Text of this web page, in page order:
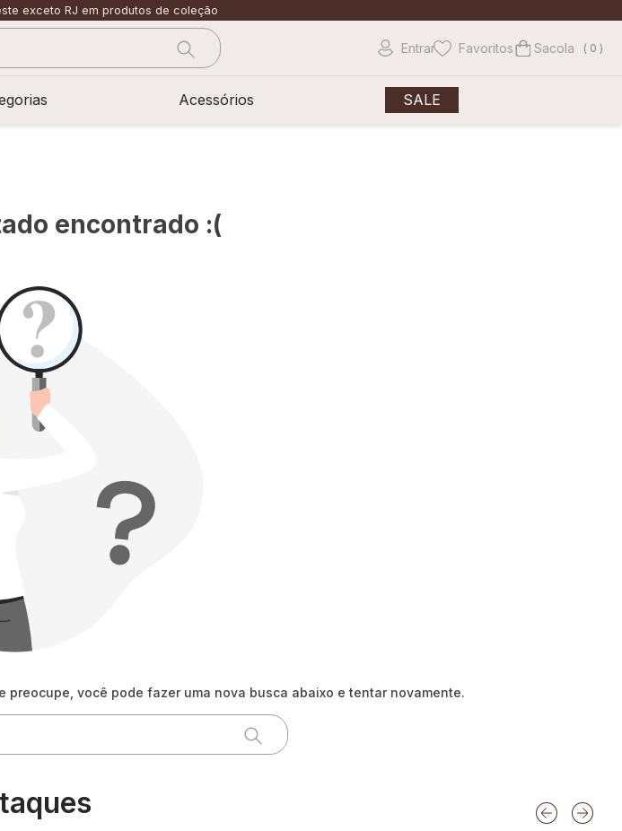
exceto RJ em produtos de coleção
Entrar Favoritos 0
Acessórios SALE
encontrado :(
você pode fazer uma nova busca abaixo e tentar novamente.